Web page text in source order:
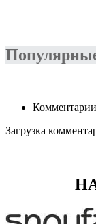
Комментарии
Загрузка